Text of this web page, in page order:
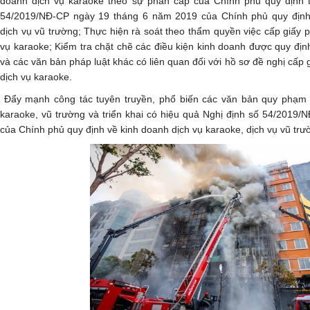
54/2019/NĐ-CP ngày 19 tháng 6 năm 2019 của Chính phủ quy
dịch vụ vũ trường; Thực hiện rà soát theo thẩm quyền việc cấp giấy
vụ karaoke; Kiểm tra chặt chẽ các điều kiện kinh doanh được quy
và các văn bản pháp luật khác có liên quan đối với hồ sơ đề nghị cấp
dịch vụ karaoke.
Đẩy mạnh công tác tuyên truyền, phổ biến các văn bản quy
karaoke, vũ trường và triển khai có hiệu quả Nghị định số 54/2019/
của Chính phủ quy định về kinh doanh dịch vụ karaoke, dịch vụ vũ